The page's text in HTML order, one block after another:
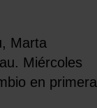
Marta
Miércoles
en primera